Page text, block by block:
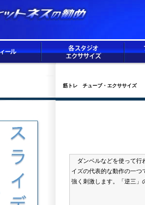
筋トレ チューブ・エクササイズ
ダンベルなどを使って行
イズの代表的な動作の一つ
強く刺激します。「逆三」